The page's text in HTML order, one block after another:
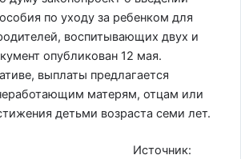
по уходу за ребенком для
воспитывающих двух и
опубликован 12 мая.
выплаты предлагается
матерям, отцам или
детьми возраста семи лет.
Источник: